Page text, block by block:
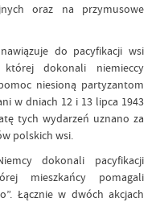
oraz na przymusowe
do pacyfikacji wsi
dokonali niemieccy
niesioną partyzantom
w dniach 12 i 13 lipca 1943
tych wydarzeń uznano za
polskich wsi.
dokonali pacyfikacji
mieszkańcy pomagali
Łącznie w dwóch akcjach